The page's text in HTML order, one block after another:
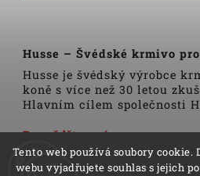
Tento web používá soubory
webu vyjadřujete souhlas s jejich
Husse – Švédské krmivo
Husse je švédský výrobce
koně s více než 30 letou
Hlavním cílem společnosti
Veškerá krmiva, pamlsky a
vyrobeny pouze z
vybraných surovin.
Dozvědět se více